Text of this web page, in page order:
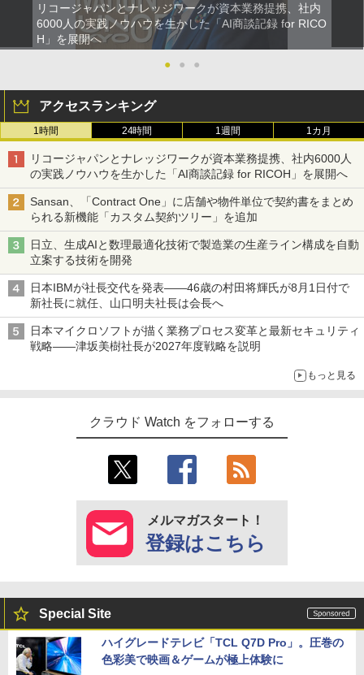
リコージャパンとナレッジワークが資本業務提携、社内
6000人の実践ノウハウを生かした「AI商談記録 for RICO
H」を展開へ
●
● ●
アクセスランキング
1時間 24時間 1週間 1カ月
リコージャパンとナレッジワークが資本業務提携、社内6000人
の実践ノウハウを生かした「AI商談記録 for RICOH」を展開へ
Sansan、「Contract One」に店舗や物件単位で契約書をまとめ
られる新機能「カスタム契約ツリー」を追加
日立、生成AIと数理最適化技術で製造業の生産ライン構成を自動
立案する技術を開発
日本IBMが社長交代を発表――46歳の村田将輝氏が8月1日付で
新社長に就任、山口明夫社長は会長へ
日本マイクロソフトが描く業務プロセス変革と最新セキュリティ
戦略――津坂美樹社長が2027年度戦略を説明
もっと見る
クラウド Watch をフォローする
メルマガスタート！
登録はこちら
Special Site
ハイグレードテレビ「TCL Q7D Pro」。圧巻の
色彩美で映画＆ゲームが極上体験に